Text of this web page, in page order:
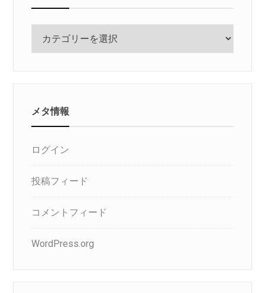
メタ情報
ログイン
投稿フィード
コメントフィード
WordPress.org